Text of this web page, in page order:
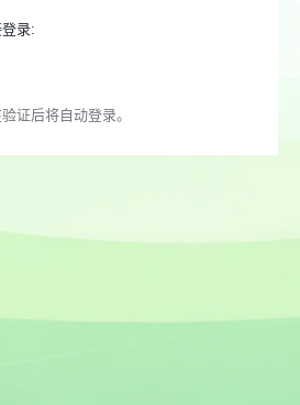
录:
证后将自动登录。